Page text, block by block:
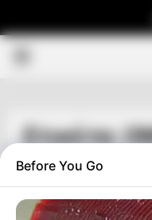
Ετικέτα:
Before You Go